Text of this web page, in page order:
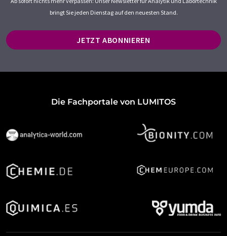
bringt Sie jeden Dienstag auf den neuesten Stand.
JETZT ABONNIEREN
Die Fachportale von LUMITOS